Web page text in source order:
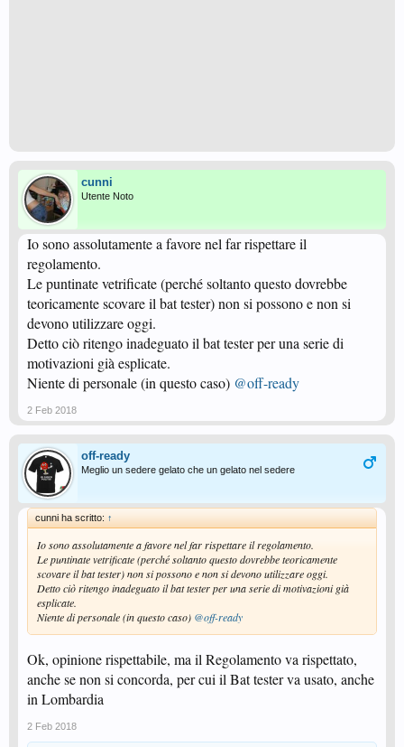
cunni
Utente Noto
Io sono assolutamente a favore nel far rispettare il
regolamento.
Le puntinate vetrificate (perché soltanto questo dovrebbe
teoricamente scovare il bat tester) non si possono e non si
devono utilizzare oggi.
Detto ciò ritengo inadeguato il bat tester per una serie di
motivazioni già esplicate.
Niente di personale (in questo caso) @off-ready
2 Feb 2018
off-ready
Meglio un sedere gelato che un gelato nel sedere
cunni ha scritto: ↑
Io sono assolutamente a favore nel far rispettare il regolamento.
Le puntinate vetrificate (perché soltanto questo dovrebbe teoricamente
scovare il bat tester) non si possono e non si devono utilizzare oggi.
Detto ciò ritengo inadeguato il bat tester per una serie di motivazioni già
esplicate.
Niente di personale (in questo caso) @off-ready
Ok, opinione rispettabile, ma il Regolamento va rispettato,
anche se non si concorda, per cui il Bat tester va usato, anche
in Lombardia
2 Feb 2018